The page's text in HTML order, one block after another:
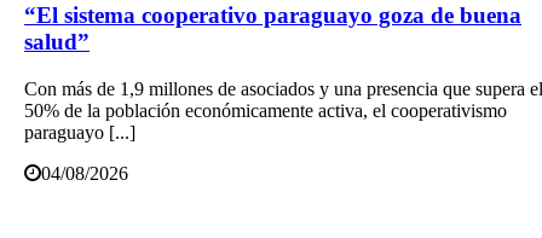
“El sistema cooperativo paraguayo goza de buena
salud”
Con más de 1,9 millones de asociados y una presencia que supera el
50% de la población económicamente activa, el cooperativismo
paraguayo [...]
04/08/2026